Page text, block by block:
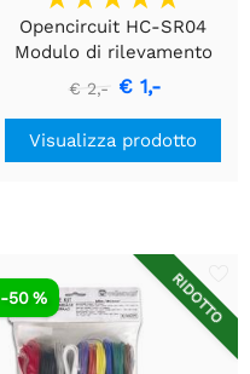
Opencircuit HC-SR04
Modulo di rilevamento
della distanza ad
ultrasuoni
€ 2,- € 1,-
Visualizza prodotto
RIDOTTO
-50 %